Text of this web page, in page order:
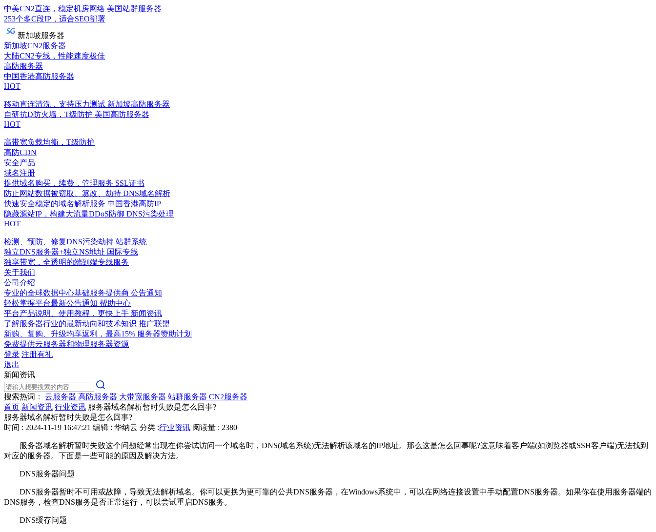
中美CN2直连，稳定机房网络 美国站群服务器
253个多C段IP，适合SEO部署
新加坡服务器
新加坡CN2服务器
大陆CN2专线，性能速度极佳
高防服务器
中国香港高防服务器
HOT
移动直连清洗，支持压力测试 新加坡高防服务器
自研抗D防火墙，T级防护 美国高防服务器
HOT
高带宽负载均衡，T级防护
高防CDN
安全产品
域名注册
提供域名购买，续费，管理服务 SSL证书
防止网站数据被窃取、篡改、劫持 DNS域名解析
快速安全稳定的域名解析服务 中国香港高防IP
隐藏源站IP，构建大流量DDoS防御 DNS污染处理
HOT
检测、预防、修复DNS污染劫持 站群系统
独立DNS服务器+独立NS地址 国际专线
独享带宽，全透明的端到端专线服务
关于我们
公司介绍
专业的全球数据中心基础服务提供商 公告通知
轻松掌握平台最新公告通知 帮助中心
平台产品说明、使用教程，更快上手 新闻资讯
了解服务器行业的最新动向和技术知识 推广联盟
新购、复购、升级均享返利，最高15% 服务器赞助计划
免费提供云服务器和物理服务器资源
登录 注册有礼
退出
新闻资讯
搜索热词： 云服务器 高防服务器 大带宽服务器 站群服务器 CN2服务器
首页 新闻资讯 行业资讯 服务器域名解析暂时失败是怎么回事?
服务器域名解析暂时失败是怎么回事?
时间 : 2024-11-19 16:47:21 编辑 : 华纳云 分类 :行业资讯 阅读量 : 2380
服务器域名解析暂时失败这个问题经常出现在你尝试访问一个域名时，DNS(域名系统)无法解析该域名的IP地址。那么这是怎么回事呢?这意味着客户端(如浏览器或SSH客户端)无法找到
对应的服务器。下面是一些可能的原因及解决方法。
DNS服务器问题
DNS服务器暂时不可用或故障，导致无法解析域名。你可以更换为更可靠的公共DNS服务器，在Windows系统中，可以在网络连接设置中手动配置DNS服务器。如果你在使用服务器端的
DNS服务，检查DNS服务是否正常运行，可以尝试重启DNS服务。
DNS缓存问题